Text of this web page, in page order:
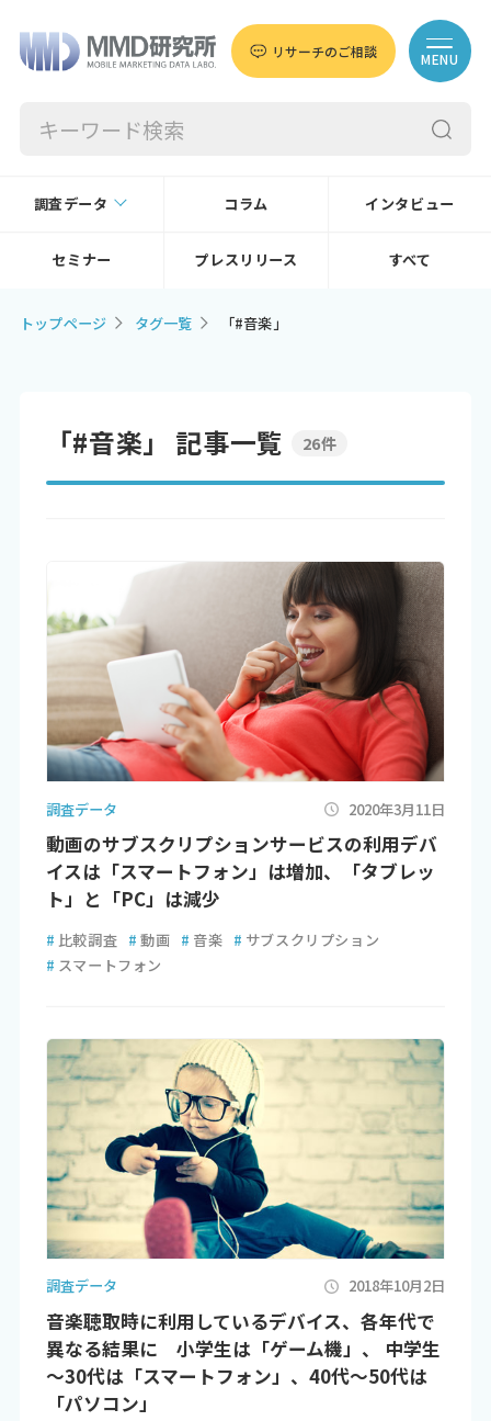
リサーチのご相談 MENU
調査データ コラム インタビュー
セミナー プレスリリース すべて
トップページ タグ一覧 「#音楽」
「#音楽」 記事一覧 26件
調査データ 2020年3月11日
動画のサブスクリプションサービスの利用デバ
イスは「スマートフォン」は増加、「タブレッ
ト」と「PC」は減少
# 比較調査 # 動画 # 音楽 # サブスクリプション
# スマートフォン
調査データ 2018年10月2日
音楽聴取時に利用しているデバイス、各年代で
異なる結果に 小学生は「ゲーム機」、 中学生
～30代は「スマートフォン」、40代～50代は
「パソコン」